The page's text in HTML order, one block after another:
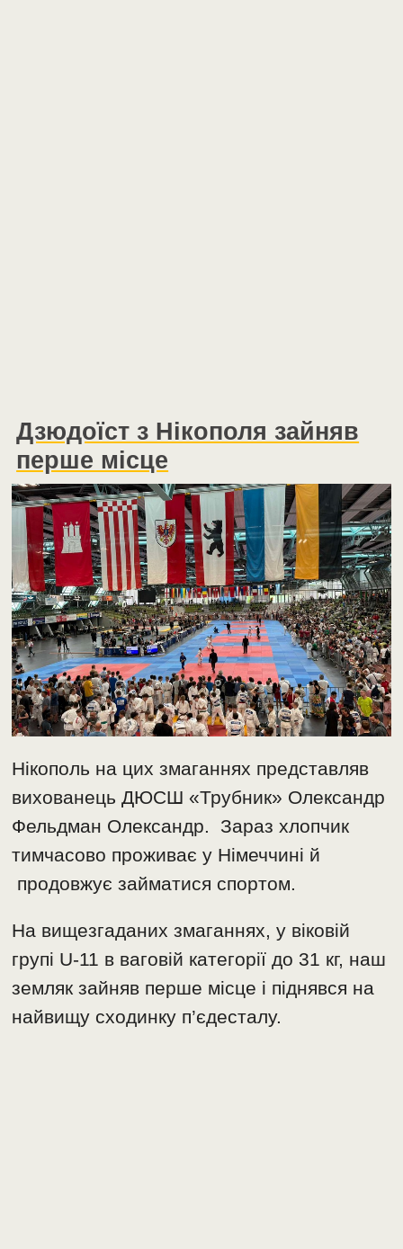
Дзюдоїст з Нікополя зайняв
перше місце
Нікополь на цих змаганнях представляв
вихованець ДЮСШ «Трубник» Олександр
Фельдман Олександр. Зараз хлопчик
тимчасово проживає у Німеччині й
продовжує займатися спортом.
На вищезгаданих змаганнях, у віковій
групі U-11 в ваговій категорії до 31 кг, наш
земляк зайняв перше місце і піднявся на
найвищу сходинку п’єдесталу.